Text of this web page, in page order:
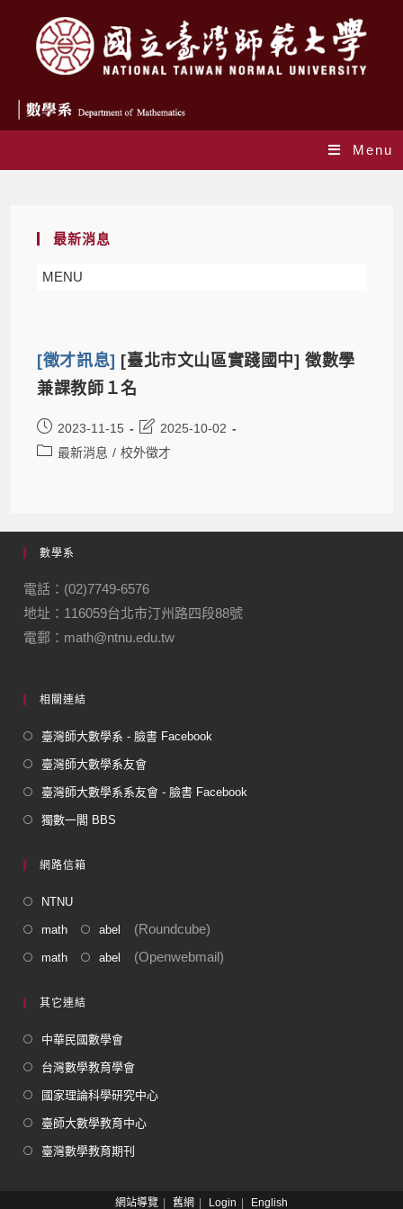
Menu
最新消息
MENU
[徵才訊息] [臺北市文山區實踐國中] 徵數學
兼課教師１名
2023-11-15
2025-10-02
最新消息 / 校外徵才
數學系
電話：(02)7749-6576
地址：116059台北市汀州路四段88號
電郵：math@ntnu.edu.tw
相關連結
臺灣師大數學系 - 臉書 Facebook
臺灣師大數學系友會
臺灣師大數學系系友會 - 臉書 Facebook
獨數一閣 BBS
網路信箱
NTNU
math abel (Roundcube)
math abel (Openwebmail)
其它連結
中華民國數學會
台灣數學教育學會
國家理論科學研究中心
臺師大數學教育中心
臺灣數學教育期刊
網站導覽 舊網 Login English